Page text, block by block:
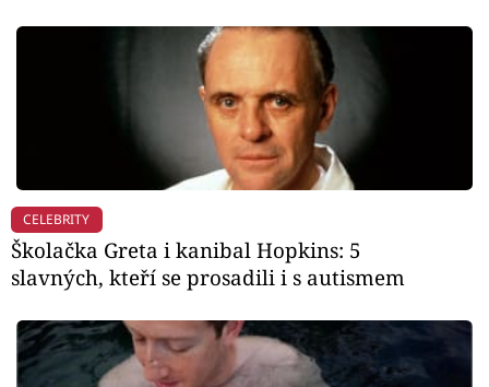
CELEBRITY
Školačka Greta i kanibal Hopkins: 5
slavných, kteří se prosadili i s autismem